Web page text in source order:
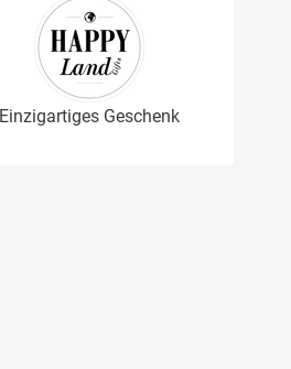
Einzigartiges Geschenk